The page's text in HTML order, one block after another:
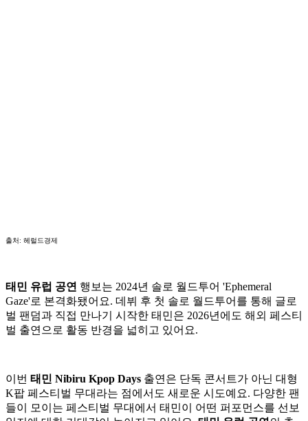
출처: 헤럴드경제
태민 유럽 공연 행보는 2024년 솔로 월드투어 'Ephemeral
Gaze'로 본격화됐어요. 데뷔 후 첫 솔로 월드투어를 통해 글로
벌 팬덤과 직접 만나기 시작한 태민은 2026년에도 해외 페스티
벌 출연으로 활동 반경을 넓히고 있어요.
이번 태민 Nibiru Kpop Days 출연은 단독 콘서트가 아닌 대형
K팝 페스티벌 무대라는 점에서도 새로운 시도예요. 다양한 팬
들이 모이는 페스티벌 무대에서 태민이 어떤 퍼포먼스를 선보